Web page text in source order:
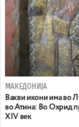
МАКЕДОНИЈА
Вакви икони има во
во Атина: Во Охрид
XIV век